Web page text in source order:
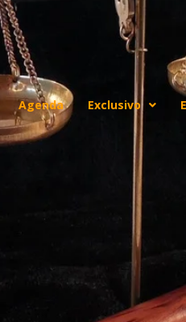
Agenda Exclusivo